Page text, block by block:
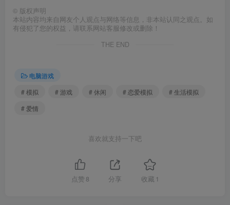
© 版权声明
本站内容均来自网友个人观点与网络等信息，非本站认同之观点。如
有侵犯了您的权益，请联系网站客服修改或删除！
THE END
电脑游戏
# 模拟
# 游戏 # 休闲 # 恋爱模拟
# 生活模拟
# 爱情
喜欢就支持一下吧
点赞 8 分享 收藏 1